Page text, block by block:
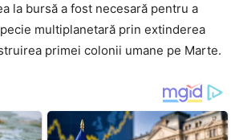
la bursă a fost necesară pentru a
multiplanetară prin extinderea
primei colonii umane pe Marte.